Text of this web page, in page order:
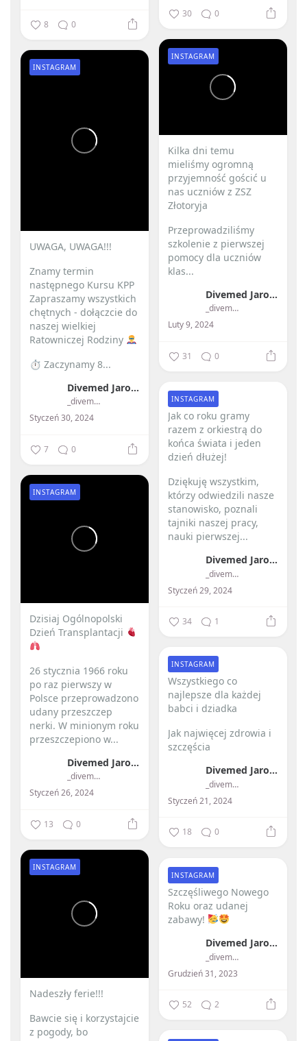
8 0
30 0
Kilka dni temu
mieliśmy ogromną
przyjemność gościć u
nas uczniów z ZSZ
Złotoryja
Przeprowadziliśmy
szkolenie z pierwszej
pomocy dla uczniów
klas...
Divemed Jarosław Przybylski
_divemed_
Luty 9, 2024
INSTAGRAM
31 0
UWAGA, UWAGA!!!
Znamy termin
następnego Kursu KPP
Zapraszamy wszystkich
chętnych - dołączcie do
naszej wielkiej
Ratowniczej Rodziny
⏱ Zaczynamy 8...
Divemed Jarosław Przybylski
_divemed_
Styczeń 30, 2024
INSTAGRAM
7 0
Jak co roku gramy
razem z orkiestrą do
końca świata i jeden
dzień dłużej! ️
Dziękuję wszystkim,
którzy odwiedzili nasze
stanowisko, poznali
tajniki naszej pracy,
nauki pierwszej...
Divemed Jarosław Przybylski
_divemed_
Styczeń 29, 2024
INSTAGRAM
34 1
Dzisiaj Ogólnopolski
Dzień Transplantacji
26 stycznia 1966 roku
po raz pierwszy w
Polsce przeprowadzono
udany przeszczep
nerki. W minionym roku
przeszczepiono w...
Divemed Jarosław Przybylski
_divemed_
Styczeń 26, 2024
INSTAGRAM
13 0
Wszystkiego co
najlepsze dla każdej
babci i dziadka ️
Jak najwięcej zdrowia i
szczęścia
Divemed Jarosław Przybylski
_divemed_
Styczeń 21, 2024
INSTAGRAM
18 0
Nadeszły ferie!!! ️
Bawcie się i korzystajcie
z pogody, bo
INSTAGRAM
Szczęśliwego Nowego
Roku oraz udanej
zabawy!
Divemed Jarosław Przybylski
_divemed_
Grudzień 31, 2023
INSTAGRAM
52 2